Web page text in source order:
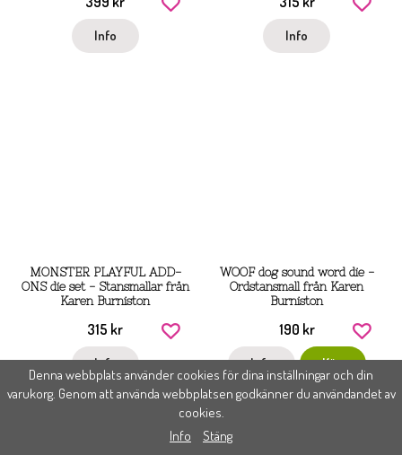
Info Info
MONSTER PLAYFUL ADD-
ONS die set - Stansmallar från
Karen Burniston
315 kr
Info
WOOF dog sound word die -
Ordstansmall från Karen
Burniston
190 kr
Info Köp
Denna webbplats använder cookies för dina inställningar och din
varukorg. Genom att använda webbplatsen godkänner du användandet av
cookies.
Info
Stäng